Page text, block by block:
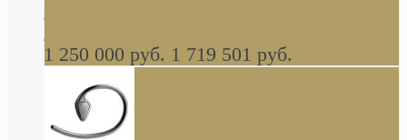
стиле барокко, из массива дерева, светло
коричневый матовый окрас + серебро
1 250 000 руб. 1 719 501 руб.